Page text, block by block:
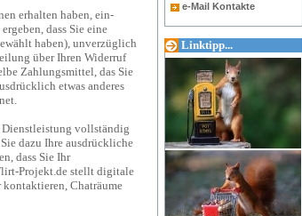
erhalten haben, ein-
dass Sie eine
haben), unverzüglich
über Ihren Widerruf
Zahlungsmittel, das Sie
etwas anderes
vollständig
dazu Ihre ausdrückliche
dass Sie Ihr
Projekt.de stellt digitale
Chaträume
e-Mail Kontakte
Linktipp...